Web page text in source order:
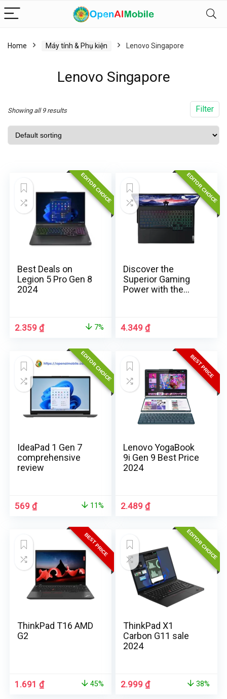
Home Máy tính & Phụ kiện Lenovo Singapore
Lenovo Singapore
Filter
Showing all 9 results
EDITOR CHOICE
Best Deals on
Legion 5 Pro Gen 8
2024
2.359₫ 7%
EDITOR CHOICE
Discover the
Superior Gaming
Power with the
Experience to a
4.349₫
EDITOR CHOICE
IdeaPad 1 Gen 7
comprehensive
review
569₫ 11%
BEST PRICE
Lenovo YogaBook
9i Gen 9 Best Price
2024
2.489₫
BEST PRICE
ThinkPad T16 AMD
G2
1.691₫ 45%
EDITOR CHOICE
ThinkPad X1
Carbon G11 sale
2024
2.999₫ 38%